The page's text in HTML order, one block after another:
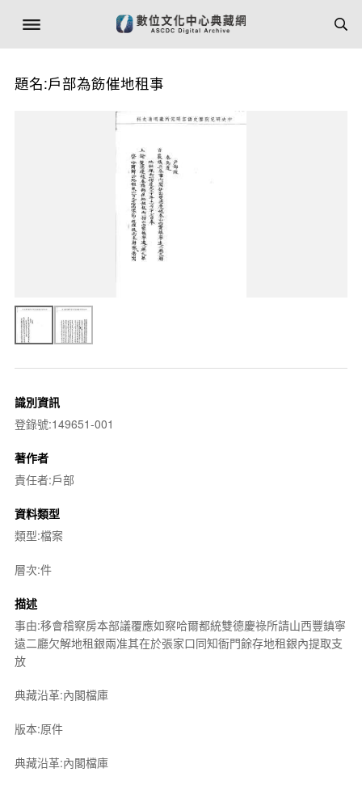
題名:戶部為飭催地租事
識別資訊
登錄號:149651-001
著作者
責任者:戶部
資料類型
類型:檔案
層次:件
描述
事由:移會稽察房本部議覆應如察哈爾都統雙德慶祿所請山西豐鎮寧
遠二廳欠解地租銀兩准其在於張家口同知衙門餘存地租銀內提取支
放
典藏沿革:內閣檔庫
版本:原件
典藏沿革:內閣檔庫